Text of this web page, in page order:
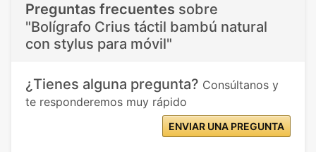
Preguntas frecuentes sobre
"Bolígrafo Crius táctil bambú natural
con stylus para móvil"
¿Tienes alguna pregunta? Consúltanos y
te responderemos muy rápido
ENVIAR UNA PREGUNTA